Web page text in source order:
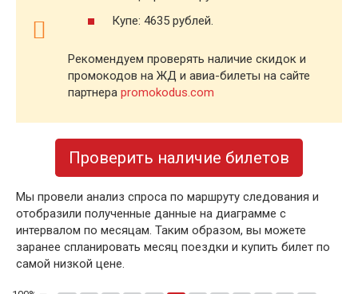
Купе: 4635 рублей.
Рекомендуем проверять наличие скидок и
промокодов на ЖД и авиа-билеты на сайте
партнера promokodus.com
Проверить наличие билетов
Мы провели анализ спроса по маршруту следования и
отобразили полученные данные на диаграмме с
интервалом по месяцам. Таким образом, вы можете
заранее спланировать месяц поездки и купить билет по
самой низкой цене.